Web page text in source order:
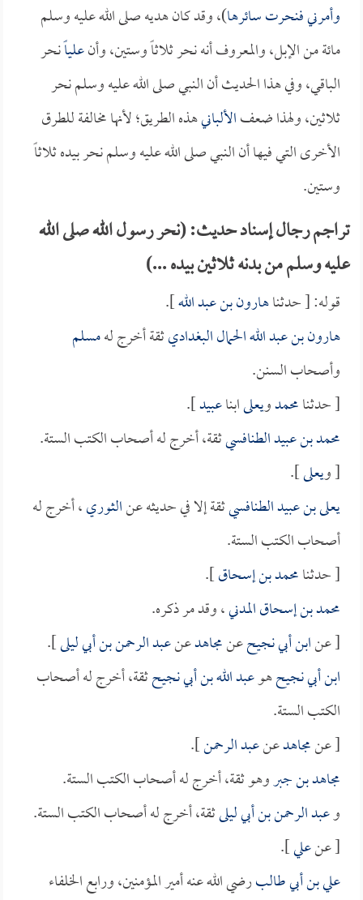
وأمرني فنحرت سائرها)، وقد كان هديه صلى الله عليه وسلم
مائة من الإبل، والمعروف أنه نحر ثلاثاً وستين، وأنعلياًنحر
الباقي، وفي هذا الحديث أن النبي صلى الله عليه وسلم نحر
ثلاثين، ولهذا ضعفالألبانيهذه الطريق؛ لأنها مخالفة للطرق
الأخرى التي فيها أن النبي صلى الله عليه وسلم نحر بيده ثلاثاً
وستين.
تراجم رجال إسناد حديث: (نحر رسول الله صلى الله
عليه وسلم من بدنه ثلاثين بيده ...)
قوله: [ حدثناهارون بن عبد الله].
هارون بن عبد الله الحمال البغداديثقة أخرج لهمسلم
وأصحاب السنن.
[ حدثنامحمدويعلىابناعبيد].
محمد بن عبيد الطنافسيثقة، أخرج له أصحاب الكتب الستة.
[ ويعلى].
يعلى بن عبيد الطنافسيثقة إلا في حديثه عنالثوري، أخرج له
أصحاب الكتب الستة.
[ حدثنامحمد بن إسحاق].
محمد بن إسحاق المدني، وقد مر ذكره.
[ عنابن أبي نجيحعنمجاهدعنعبد الرحمن بن أبي ليلى].
ابن أبي نجيحهوعبد الله بن أبي نجيحثقة، أخرج له أصحاب
الكتب الستة.
[ عنمجاهدعنعبد الرحمن].
مجاهد بن جبروهو ثقة، أخرج له أصحاب الكتب الستة.
وعبد الرحمن بن أبي ليلىثقة، أخرج له أصحاب الكتب الستة.
[ عنعلي].
علي بن أبي طالبرضي الله عنه أمير المؤمنين، ورابع الخلفاء